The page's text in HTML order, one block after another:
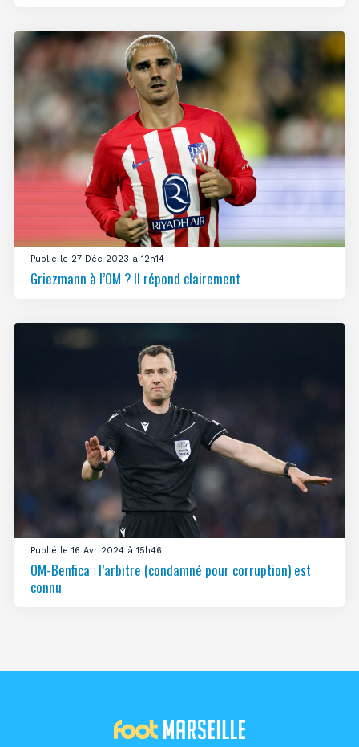
Publié le 27 Déc 2023 à 12h14
Griezmann à l’OM ? Il répond clairement
Publié le 16 Avr 2024 à 15h46
OM-Benfica : l’arbitre (condamné pour corruption) est
connu